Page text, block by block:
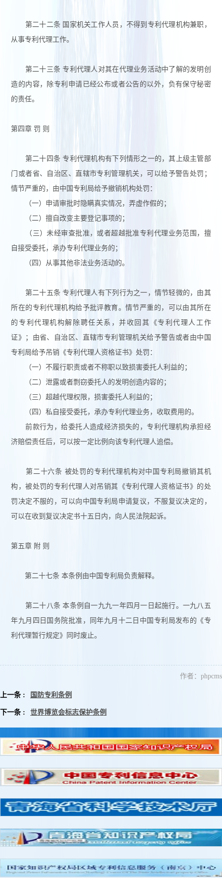
第二十二条 国家机关工作人员，不得到专利代理机构兼职，
从事专利代理工作。
第二十三条 专利代理人对其在代理业务活动中了解的发明创
造的内容，除专利申请已经公布或者公告的以外，负有保守秘密
的责任。
第四章 罚 则
第二十四条 专利代理机构有下列情形之一的，其上级主管部
门或者省、自治区、直辖市专利管理机关，可以给予警告处罚；
情节严重的，由中国专利局给予撤销机构处罚：
（一）申请审批时隐瞒真实情况，弄虚作假的；
（二）擅自改变主要登记事项的；
（三）未经审查批准，或者超越批准专利代理业务范围，擅
自接受委托，承办专利代理业务的；
（四）从事其他非法业务活动的。
第二十五条 专利代理人有下列行为之一，情节轻微的，由其
所在的专利代理机构给予批评教育。情节严重的，可以由其所在
的专利代理机构解除聘任关系，并收回其《专利代理人工作
证》；由省、自治区、直辖市专利管理机关给予警告或者由中国
专利局给予吊销《专利代理人资格证书》处罚：
（一）不履行职责或者不称职以致损害委托人利益的；
（二）泄露或者剽窃委托人的发明创造内容的；
（三）超越代理权限，损害委托人利益的；
（四）私自接受委托，承办专利代理业务，收取费用的。
前款行为，给委托人造成经济损失的，专利代理机构承担经
济赔偿责任后，可以按一定比例向该专利代理人追偿。
第二十六条 被处罚的专利代理机构对中国专利局撤销其机
构，被处罚的专利代理人对吊销其《专利代理人资格证书》的处
罚决定不服的，可以向中国专利局申请复议，不服复议决定的，
可以在收到复议决定书十五日内，向人民法院起诉。
第五章 附 则
第二十七条 本条例由中国专利局负责解释。
第二十八条 本条例自一九九一年四月一日起施行。一九八五
年九月四日国务院批准，同年九月十二日中国专利局发布的《专
利代理暂行规定》同时废止。
作者：phpcms
上一条 : 国防专利条例
下一条 : 世界博览会标志保护条例